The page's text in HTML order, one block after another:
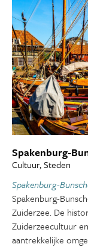
Spakenburg-
Cultuur, Steden
Spakenburg-
Spakenburg-
Zuiderzee. De
Zuiderzeecultuur
aantrekkelijke